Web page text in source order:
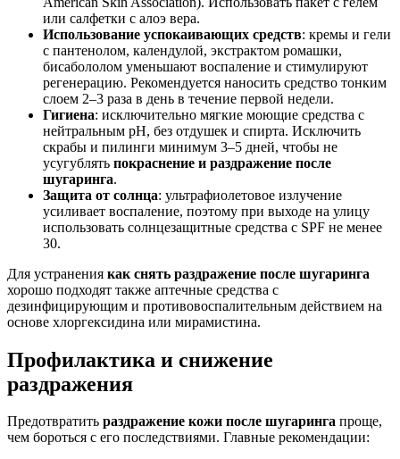
или салфетки с алоэ вера.
Использование успокаивающих средств: кремы и гели
с пантенолом, календулой, экстрактом ромашки,
бисабололом уменьшают воспаление и стимулируют
регенерацию. Рекомендуется наносить средство тонким
слоем 2–3 раза в день в течение первой недели.
Гигиена: исключительно мягкие моющие средства с
нейтральным pH, без отдушек и спирта. Исключить
скрабы и пилинги минимум 3–5 дней, чтобы не
усугублять покраснение и раздражение после
шугаринга.
Защита от солнца: ультрафиолетовое излучение
усиливает воспаление, поэтому при выходе на улицу
использовать солнцезащитные средства с SPF не менее
30.
Для устранения как снять раздражение после шугаринга
хорошо подходят также аптечные средства с
дезинфицирующим и противовоспалительным действием на
основе хлоргексидина или мирамистина.
Профилактика и снижение
раздражения
Предотвратить раздражение кожи после шугаринга проще,
чем бороться с его последствиями. Главные рекомендации: